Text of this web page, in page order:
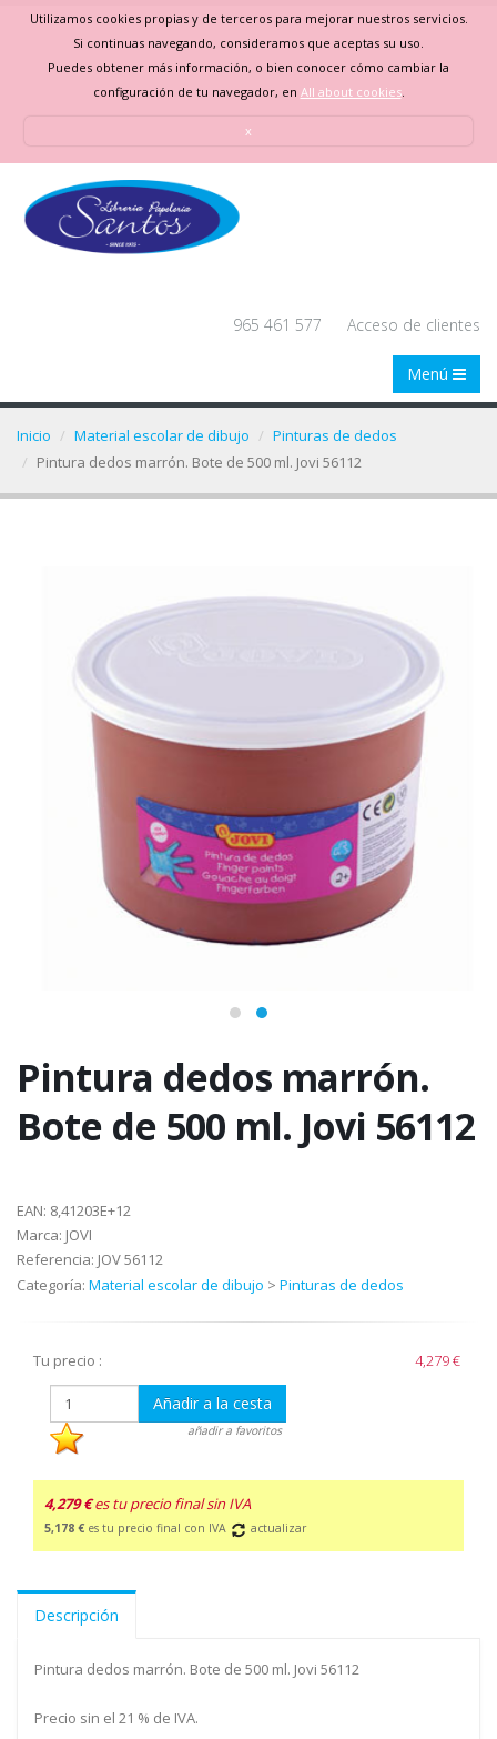
Utilizamos cookies propias y de terceros para mejorar nuestros servicios.
Si continuas navegando, consideramos que aceptas su uso.
Puedes obtener más información, o bien conocer cómo cambiar la
configuración de tu navegador, en All about cookies.
x
965 461 577 Acceso de clientes
Menú
Inicio Material escolar de dibujo
Pinturas de dedos
Pintura dedos marrón. Bote de 500 ml. Jovi 56112
Pintura dedos marrón.
Bote de 500 ml. Jovi 56112
EAN: 8,41203E+12
Marca: JOVI
Referencia: JOV 56112
Categoría: Material escolar de dibujo > Pinturas de dedos
Tu precio : 4,279 €
Añadir a la cesta
añadir a favoritos
4,279 € es tu precio final sin IVA
5,178 € es tu precio final con IVA actualizar
Descripción
Pintura dedos marrón. Bote de 500 ml. Jovi 56112
Precio sin el 21 % de IVA.